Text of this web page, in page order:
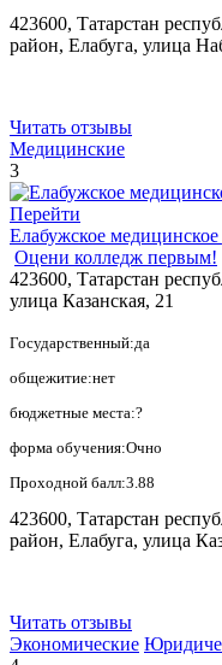
423600, Татарстан
район, Елабуга, улица
Читать отзывы
Медицинские
3
Перейти
Елабужское
Оцени колледж первым!
423600, Татарстан
улица Казанская, 21
Государственный:да
общежитие:нет
бюджетные места:?
форма обучения:Очно
Проходной балл:3.88
423600, Татарстан
район, Елабуга, улица
Читать отзывы
Экономические